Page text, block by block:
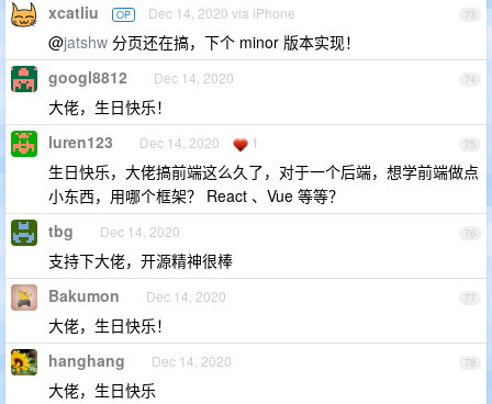
73
xcatliu OP Dec 14, 2020 via iPhone
@jatshw 分页还在搞，下个 minor 版本实现！
74
googl8812 Dec 14, 2020
大佬，生日快乐！
75
luren123 Dec 14, 2020 1
生日快乐，大佬搞前端这么久了，对于一个后端，想学前端做点
小东西，用哪个框架？ React 、Vue 等等？
76
tbg Dec 14, 2020
支持下大佬，开源精神很棒
77
Bakumon Dec 14, 2020
大佬，生日快乐！
78
hanghang Dec 14, 2020
大佬，生日快乐